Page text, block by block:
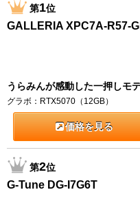
第1位
GALLERIA XPC7A-R57-
うらみんが感動した一押しモ
グラボ：RTX5070（12GB）
価格を見る
第2位
G-Tune DG-I7G6T